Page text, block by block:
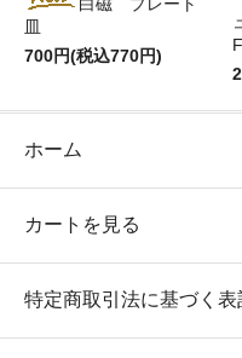
白磁 プレート
700円(税込770円)
ホーム
カートを見る
特定商取引法に基づく表